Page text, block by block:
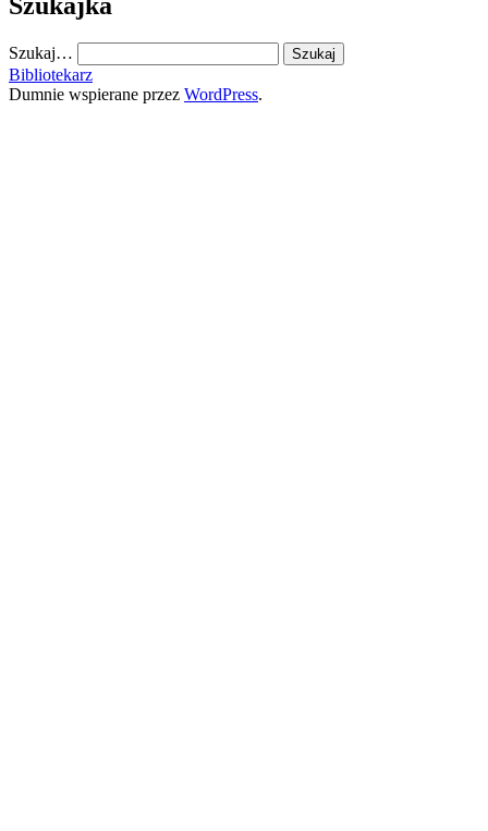
Szukaj…
Bibliotekarz
Dumnie wspierane przez WordPress.